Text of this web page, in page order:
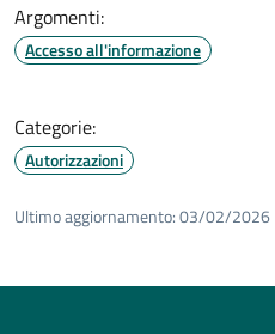
Argomenti:
Accesso all'informazione
Categorie:
Autorizzazioni
Ultimo aggiornamento:03/02/2026